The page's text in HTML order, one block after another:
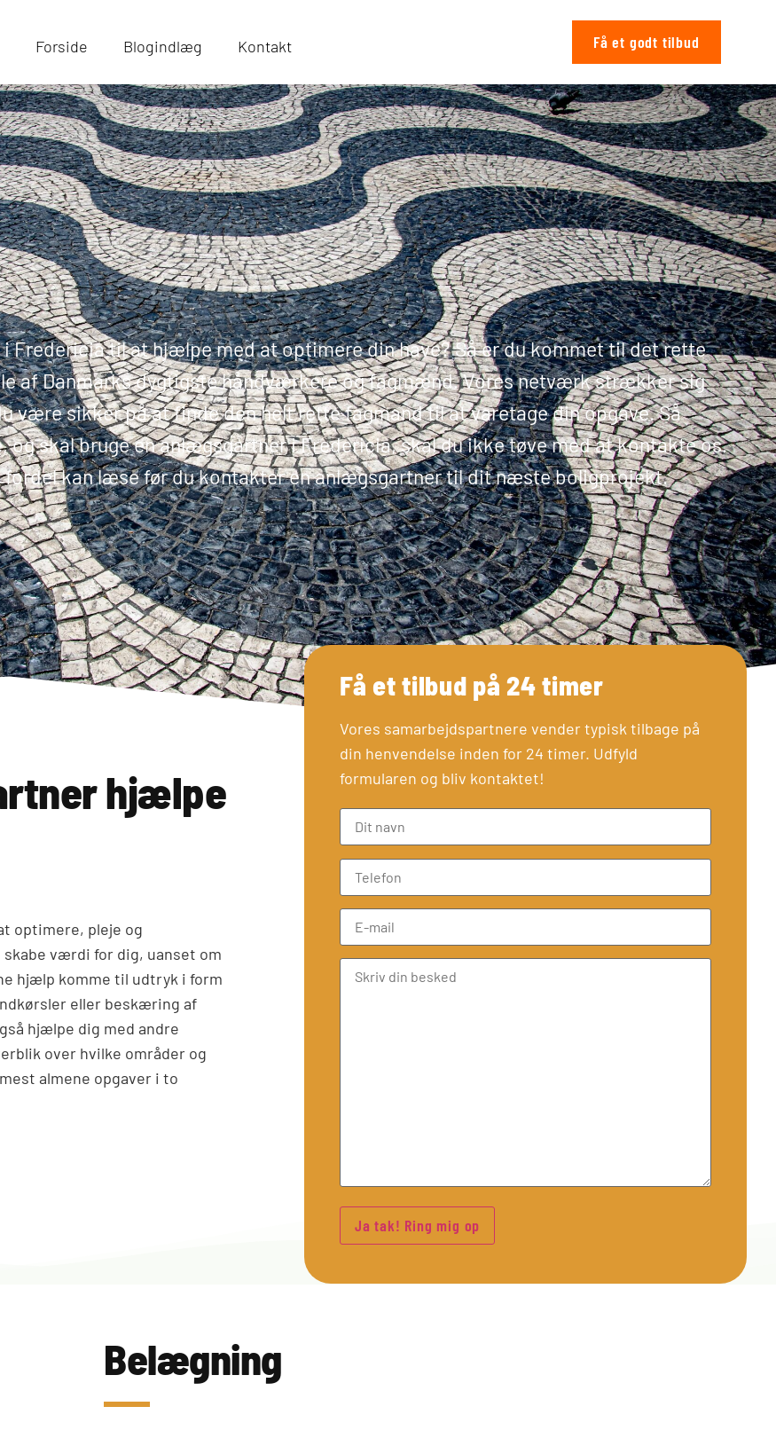
Forside Blogindlæg Kontakt Få et godt tilbud
Fredericia til at hjælpe med at optimere din have? Så er du kommet til det rette
af Danmarks dygtigste håndværkere og fagmænd. Vores netværk strækker sig
være sikker på at finde den helt rette fagmand til at varetage din opgave. Så
skal bruge en anlægsgartner i Fredericia, skal du ikke tøve med at kontakte os.
fordel kan læse før du kontakter en anlægsgartner til dit næste boligprojekt.
hjælpe
optimere, pleje og
skabe værdi for dig, uanset om
hjælp komme til udtryk i form
eller beskæring af
hjælpe dig med andre
over hvilke områder og
almene opgaver i to
Få et tilbud på 24 timer
Vores samarbejdspartnere vender typisk tilbage på
din henvendelse inden for 24 timer. Udfyld
formularen og bliv kontaktet!
Belægning